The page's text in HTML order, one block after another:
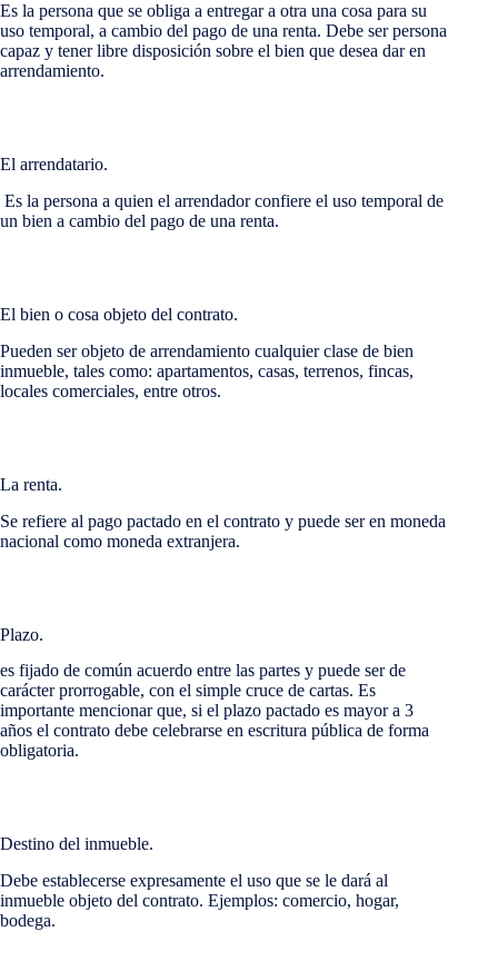
Es la persona que se obliga a entregar a otra una cosa para su
uso temporal, a cambio del pago de una renta. Debe ser persona
capaz y tener libre disposición sobre el bien que desea dar en
arrendamiento.
El arrendatario.
Es la persona a quien el arrendador confiere el uso temporal de
un bien a cambio del pago de una renta.
El bien o cosa objeto del contrato.
Pueden ser objeto de arrendamiento cualquier clase de bien
inmueble, tales como: apartamentos, casas, terrenos, fincas,
locales comerciales, entre otros.
La renta.
Se refiere al pago pactado en el contrato y puede ser en moneda
nacional como moneda extranjera.
Plazo.
es fijado de común acuerdo entre las partes y puede ser de
carácter prorrogable, con el simple cruce de cartas. Es
importante mencionar que, si el plazo pactado es mayor a 3
años el contrato debe celebrarse en escritura pública de forma
obligatoria.
Destino del inmueble.
Debe establecerse expresamente el uso que se le dará al
inmueble objeto del contrato. Ejemplos: comercio, hogar,
bodega.